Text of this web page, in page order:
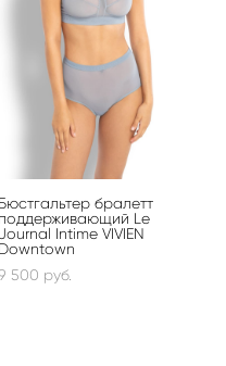
Бюстгальтер бралетт
поддерживающий Le
Intime VIVIEN
Downtown
500 pуб.